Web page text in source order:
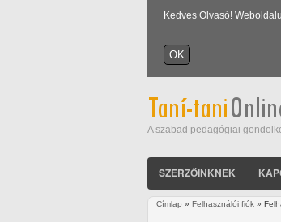
Kedves Olvasó!
A szabad pedagógiai
SZERZŐINKNEK
Címlap » Felhasználói fiók »